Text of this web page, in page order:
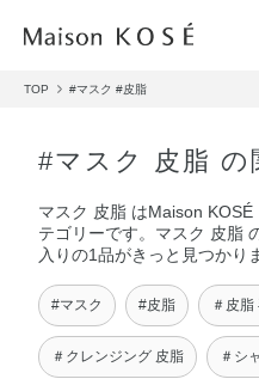
TOP #マスク #皮脂
#マスク 皮脂 の
マスク 皮脂 はMaison
テゴリーです。マスク 皮脂
入りの1品がきっと見つかり
#マスク #皮脂 ＃皮脂
＃クレンジング 皮脂 ＃シ